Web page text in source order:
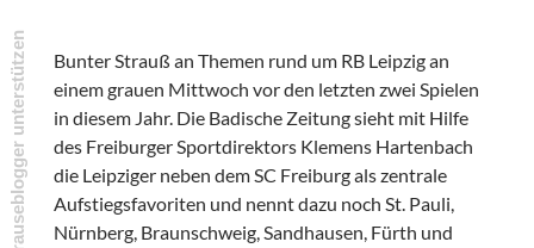
Bunter Strauß an Themen rund um RB Leipzig an
einem grauen Mittwoch vor den letzten zwei Spielen
in diesem Jahr. Die Badische Zeitung sieht mit Hilfe
des Freiburger Sportdirektors Klemens Hartenbach
die Leipziger neben dem SC Freiburg als zentrale
Aufstiegsfavoriten und nennt dazu noch St. Pauli,
Nürnberg, Braunschweig, Sandhausen, Fürth und
rotebrauseblogger unterstützen